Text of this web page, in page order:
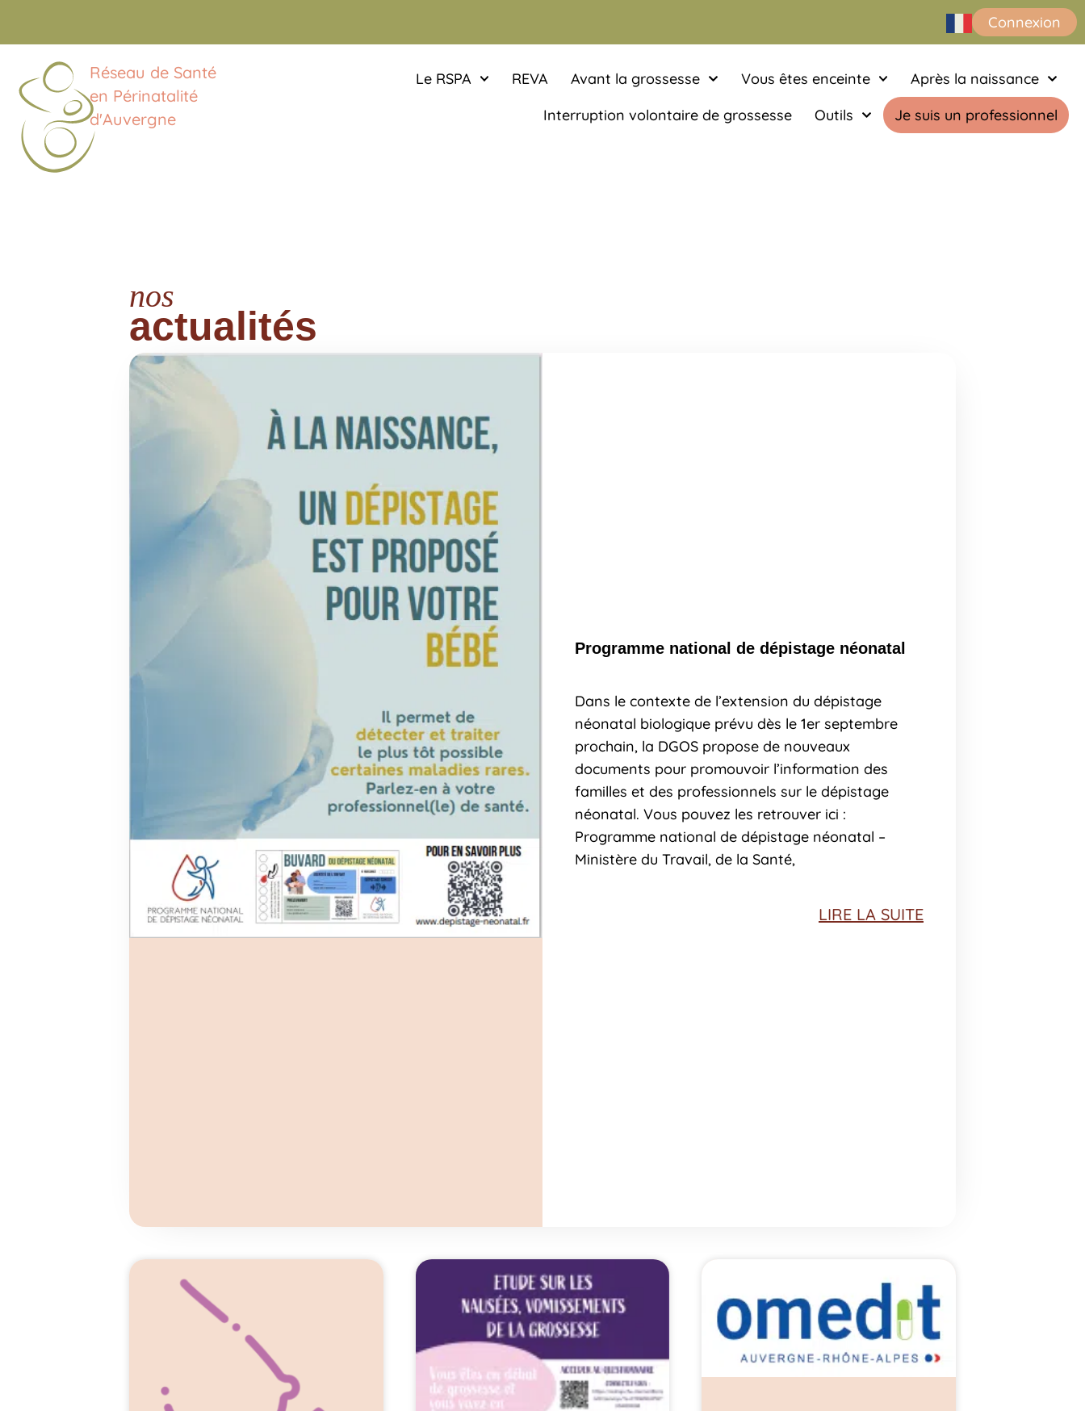
Connexion
Réseau de Santé
en Périnatalité
d'Auvergne
Le RSPA REVA Avant la grossesse Vous êtes enceinte
Après la naissance
Interruption volontaire de grossesse
Outils Je suis un professionnel
nos
actualités
Programme national de dépistage néonatal
Dans le contexte de l’extension du dépistage
néonatal biologique prévu dès le 1er septembre
prochain, la DGOS propose de nouveaux
documents pour promouvoir l’information des
familles et des professionnels sur le dépistage
néonatal. Vous pouvez les retrouver ici :
Programme national de dépistage néonatal –
Ministère du Travail, de la Santé,
LIRE LA SUITE